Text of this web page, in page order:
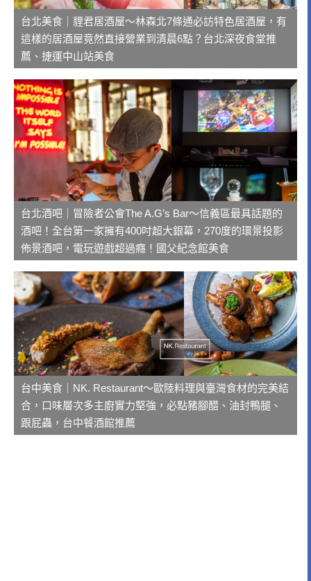
台北美食｜貍君居酒屋～林森北7條通必訪特色居酒屋，有
這樣的居酒屋竟然直接營業到清晨6點？台北深夜食堂推
薦、捷運中山站美食
台北酒吧｜冒險者公會The A.G’s Bar～信義區最具話題的
酒吧！全台第一家擁有400吋超大銀幕，270度的環景投影
佈景酒吧，電玩遊戲超過癮！國父紀念館美食
台中美食｜NK. Restaurant～歐陸料理與臺灣食材的完美結
合，口味層次多主廚實力堅強，必點豬腳醋、油封鴨腿、
跟屁蟲，台中餐酒館推薦